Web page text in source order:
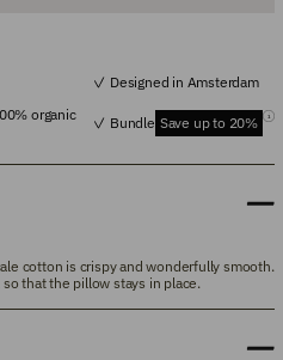
Designed in Amsterdam
organic
Bundle Save up to 20%
cotton is crispy and wonderfully smooth.
that the pillow stays in place.